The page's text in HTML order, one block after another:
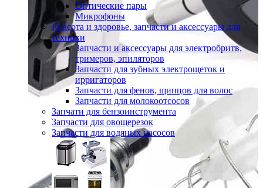
Оптические пары
Микрофоны
Красота и здоровье, запчасти и аксессуары для
техники
Запчасти и аксессуары для электробритв,
тримеров, эпиляторов
Запчасти для зубных электрощеток и
ирригаторов
Запчасти для фенов, щипцов для волос
Запчасти для молокоотсосов
Запчати для бензоинструмента
Запчасти для овощерезок
Запчасти для водяных насосов